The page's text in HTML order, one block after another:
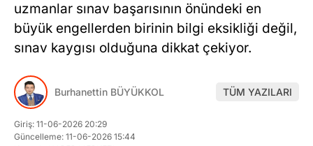
uzmanlar sınav başarısının önündeki en
büyük engellerden birinin bilgi eksikliği değil,
sınav kaygısı olduğuna dikkat çekiyor.
Burhanettin BÜYÜKKOL TÜM YAZILARI
Giriş: 11-06-2026 20:29
Güncelleme: 11-06-2026 15:44